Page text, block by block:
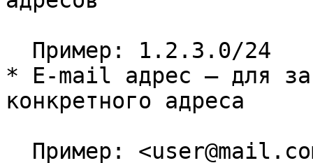
* E-mail адрес — для
конкретного адреса